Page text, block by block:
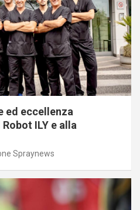
ed eccellenza
ILY e alla
Spraynews